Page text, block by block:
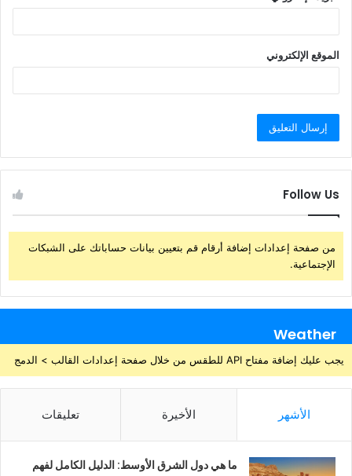
الموقع الإلكتروني
Follow Us
من صفحة إعدادات إضافة أرقام قم بتعيين بيانات حساباتك على الشبكات
الإجتماعية.
Weather
يجب عليك إضافة مفتاح API للطقس من خلال صفحة إعدادات القالب > الدمج
الأشهر الأخيرة تعليقات
ما هي دول الشرق الأوسط: الدليل الكامل لفهم